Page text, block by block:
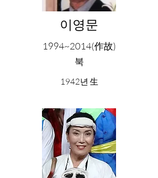
이영문
1994~2014(作故)
북
1942년 生